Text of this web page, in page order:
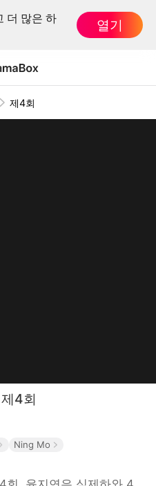
더 많은 하
열기
제4회
4회
Ning Mo